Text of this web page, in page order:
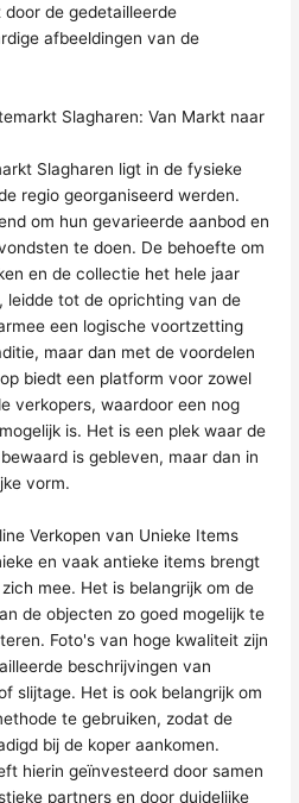
de gedetailleerde
afbeeldingen van de
Slagharen: Van Markt naar
Slagharen ligt in de fysieke
regio georganiseerd werden.
om hun gevarieerde aanbod en
te doen. De behoefte om
en de collectie het hele jaar
leidde tot de oprichting van de
een logische voortzetting
maar dan met de voordelen
biedt een platform voor zowel
verkopers, waardoor een nog
is. Het is een plek waar de
is gebleven, maar dan in
vorm.
Verkopen van Unieke Items
en vaak antieke items brengt
mee. Het is belangrijk om de
de objecten zo goed mogelijk te
Foto's van hoge kwaliteit zijn
beschrijvingen van
slijtage. Het is ook belangrijk om
te gebruiken, zodat de
bij de koper aankomen.
hierin geïnvesteerd door samen
partners en door duidelijke